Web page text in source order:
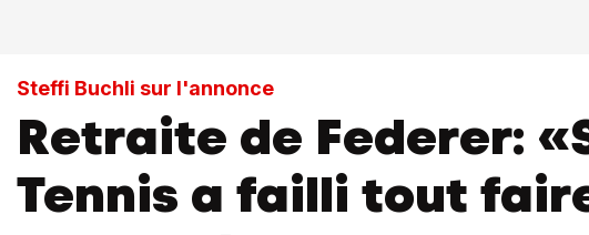
Steffi Buchli sur l'annonce
Retraite de Federer:
Tennis a failli tout